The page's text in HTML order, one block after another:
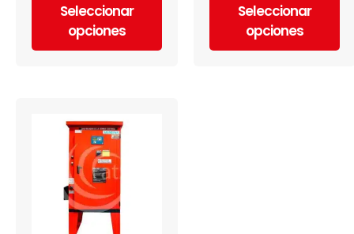
Seleccionar
opciones
Seleccionar
opciones